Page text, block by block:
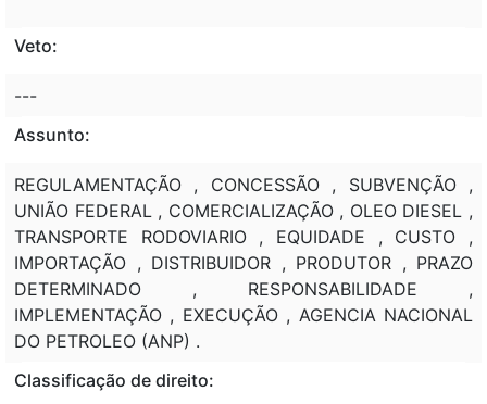
Veto:
---
Assunto:
REGULAMENTAÇÃO , CONCESSÃO , SUBVENÇÃO ,
UNIÃO FEDERAL , COMERCIALIZAÇÃO , OLEO DIESEL ,
TRANSPORTE RODOVIARIO , EQUIDADE , CUSTO ,
IMPORTAÇÃO , DISTRIBUIDOR , PRODUTOR , PRAZO
DETERMINADO , RESPONSABILIDADE ,
IMPLEMENTAÇÃO , EXECUÇÃO , AGENCIA NACIONAL
DO PETROLEO (ANP) .
Classificação de direito: